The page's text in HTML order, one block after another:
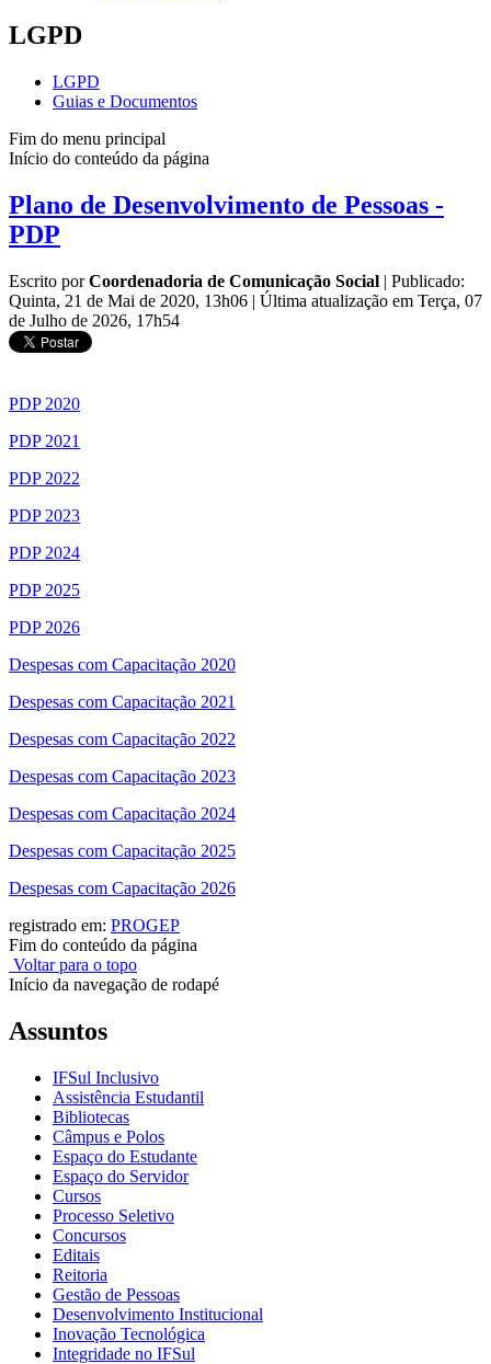
LGPD
LGPD
Guias e Documentos
Fim do menu principal
Início do conteúdo da página
Plano de Desenvolvimento de Pessoas -
PDP
Escrito porCoordenadoria de Comunicação Social | Publicado:
Quinta, 21 de Mai de 2020, 13h06 | Última atualização em Terça, 07
de Julho de 2026, 17h54
PDP 2020
PDP 2021
PDP 2022
PDP 2023
PDP 2024
PDP 2025
PDP 2026
Despesas com Capacitação 2020
Despesas com Capacitação 2021
Despesas com Capacitação 2022
Despesas com Capacitação 2023
Despesas com Capacitação 2024
Despesas com Capacitação 2025
Despesas com Capacitação 2026
registrado em: PROGEP
Fim do conteúdo da página
Voltar para o topo
Início da navegação de rodapé
Assuntos
IFSul Inclusivo
Assistência Estudantil
Bibliotecas
Câmpus e Polos
Espaço do Estudante
Espaço do Servidor
Cursos
Processo Seletivo
Concursos
Editais
Reitoria
Gestão de Pessoas
Desenvolvimento Institucional
Inovação Tecnológica
Integridade no IFSul